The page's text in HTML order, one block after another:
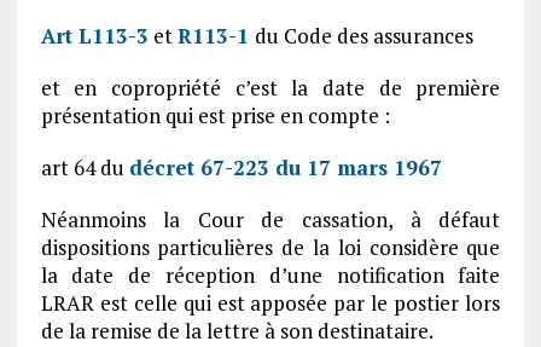
Art L113-3 etR113-1 du Code des assurances
et en copropriété c’est la date de première
présentation qui est prise en compte :
art 64 du décret 67-223 du 17 mars 1967
Néanmoins la Cour de cassation, à défaut
dispositions particulières de la loi considère que
la date de réception d’une notification faite
LRAR est celle qui est apposée par le postier lors
de la remise de la lettre à son destinataire.